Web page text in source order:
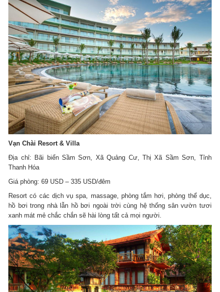
Vạn Chài Resort & Villa
Địa chỉ: Bãi biển Sầm Sơn, Xã Quảng Cư, Thị Xã Sầm Sơn, Tỉnh
Thanh Hóa
Giá phòng: 69 USD – 335 USD/đêm
Resort có các dịch vụ spa, massage, phòng tắm hơi, phòng thể dục,
hồ bơi trong nhà lẫn hồ bơi ngoài trời cùng hệ thống sân vườn tươi
xanh mát mẻ chắc chắn sẽ hài lòng tất cả mọi người.